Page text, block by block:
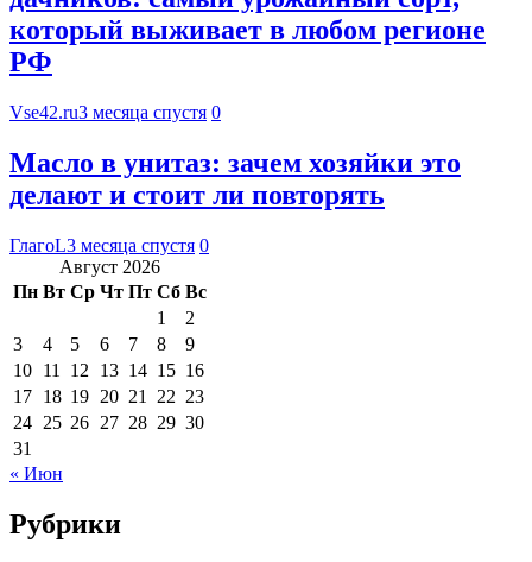
который выживает в любом регионе
РФ
Vse42.ru3 месяца спустя 0
Масло в унитаз: зачем хозяйки это
делают и стоит ли повторять
ГлагоL3 месяца спустя 0
Август 2026
Пн Вт Ср Чт Пт Сб Вс
1
2
3
4 5 6 7 8
9
10 11 12 13 14 15 16
17 18 19 20 21 22 23
24 25 26 27 28 29 30
31
« Июн
Рубрики